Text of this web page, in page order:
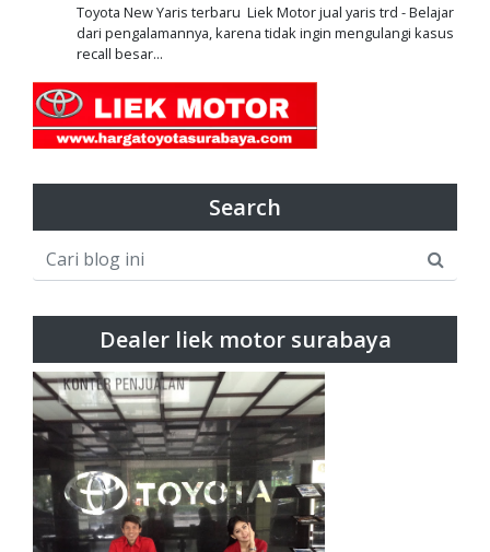
Toyota New Yaris terbaru Liek Motor jual yaris trd - Belajar
dari pengalamannya, karena tidak ingin mengulangi kasus
recall besar...
Search
Dealer liek motor surabaya